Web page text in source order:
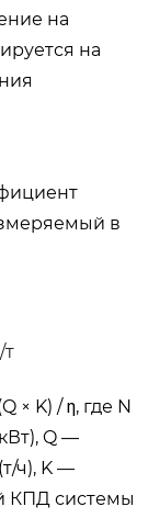
на
на
в
× K) / η, где N
Q —
ч), K —
КПД системы